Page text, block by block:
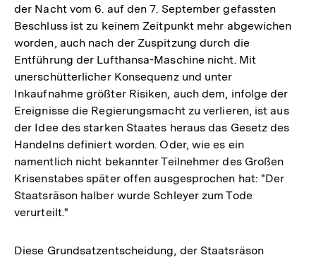
der Nacht vom 6. auf den 7. September gefassten
Beschluss ist zu keinem Zeitpunkt mehr abgewichen
worden, auch nach der Zuspitzung durch die
Entführung der Lufthansa-Maschine nicht. Mit
unerschütterlicher Konsequenz und unter
Inkaufnahme größter Risiken, auch dem, infolge der
Ereignisse die Regierungsmacht zu verlieren, ist aus
der Idee des starken Staates heraus das Gesetz des
Handelns definiert worden. Oder, wie es ein
namentlich nicht bekannter Teilnehmer des Großen
Krisenstabes später offen ausgesprochen hat: "Der
Staatsräson halber wurde Schleyer zum Tode
verurteilt."
Diese Grundsatzentscheidung, der Staatsräson